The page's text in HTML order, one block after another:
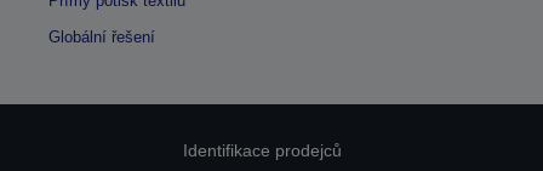
Globální řešení
Identifikace prodejců